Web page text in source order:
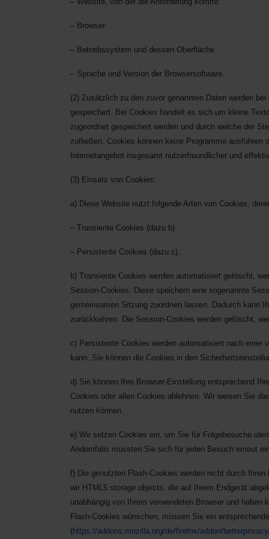
– Browser
– Betriebssystem und dessen Oberfläche
– Sprache und Version der Browsersoftware.
(2) Zusätzlich zu den zuvor genannten Daten werden
gespeichert. Bei Cookies handelt es sich um kleine
zugeordnet gespeichert werden und durch welche der
zufließen. Cookies können keine Programme ausführen
Internetangebot insgesamt nutzerfreundlicher und
(3) Einsatz von Cookies:
a) Diese Website nutzt folgende Arten von Cookies,
– Transiente Cookies (dazu b)
– Persistente Cookies (dazu c).
b) Transiente Cookies werden automatisiert gelöscht,
Session-Cookies. Diese speichern eine sogenannte
gemeinsamen Sitzung zuordnen lassen. Dadurch kann
zurückkehren. Die Session-Cookies werden gelöscht,
c) Persistente Cookies werden automatisiert nach einer
kann. Sie können die Cookies in den
d) Sie können Ihre Browser-Einstellung entsprechend
Cookies oder allen Cookies ablehnen. Wir weisen Sie
nutzen können.
e) Wir setzen Cookies ein, um Sie für Folgebesuche
Andernfalls müssten Sie sich für jeden Besuch erneut
f) Die genutzten Flash-Cookies werden nicht durch
wir HTML5 storage objects, die auf Ihrem Endgerät
unabhängig von Ihrem verwendeten Browser und
Flash-Cookies wünschen, müssen Sie ein
(https://addons.mozilla.org/de/firefox/addon/